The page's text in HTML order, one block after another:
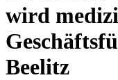
wird
Beelitz